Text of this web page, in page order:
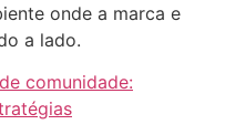
onde a marca e
a lado.​
comunidade: